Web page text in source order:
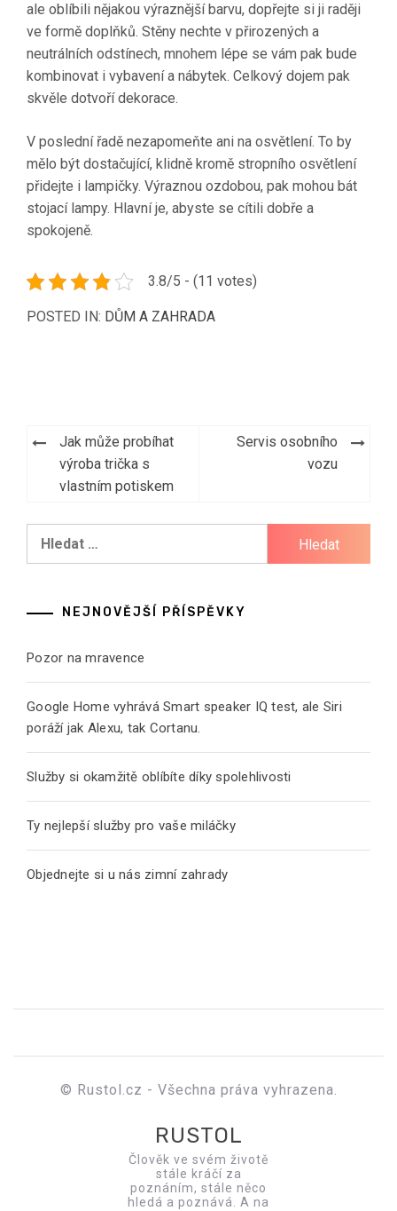
ale oblíbili nějakou výraznější barvu, dopřejte si ji raději
ve formě doplňků. Stěny nechte v přirozených a
neutrálních odstínech, mnohem lépe se vám pak bude
kombinovat i vybavení a nábytek. Celkový dojem pak
skvěle dotvoří dekorace.
V poslední řadě nezapomeňte ani na osvětlení. To by
mělo být dostačující, klidně kromě stropního osvětlení
přidejte i lampičky. Výraznou ozdobou, pak mohou bát
stojací lampy. Hlavní je, abyste se cítili dobře a
spokojeně.
3.8/5 - (11 votes)
POSTED IN: DŮM A ZAHRADA
Navigace
pro
příspěvek
Jak může probíhat
výroba trička s
vlastním potiskem
Servis osobního
vozu
NEJNOVĚJŠÍ PŘÍSPĚVKY
Pozor na mravence
Google Home vyhrává Smart speaker IQ test, ale Siri
poráží jak Alexu, tak Cortanu.
Služby si okamžitě oblíbíte díky spolehlivosti
Ty nejlepší služby pro vaše miláčky
Objednejte si u nás zimní zahrady
© Rustol.cz - Všechna práva vyhrazena.
RUSTOL
Člověk ve svém životě
stále kráčí za
poznáním, stále něco
hledá a poznává. A na